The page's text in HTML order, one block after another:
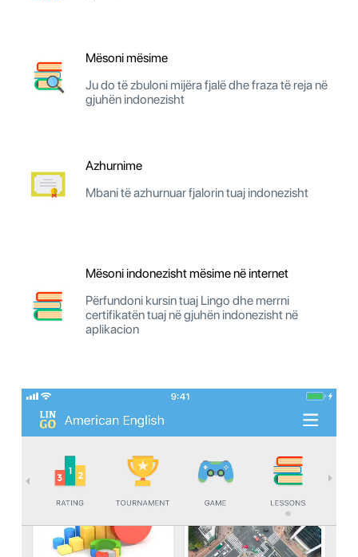
Mësoni mësime
Ju do të zbuloni mijëra fjalë dhe fraza të reja në
gjuhën indonezisht
Azhurnime
Mbani të azhurnuar fjalorin tuaj indonezisht
Mësoni indonezisht mësime në internet
Përfundoni kursin tuaj Lingo dhe merrni
certifikatën tuaj në gjuhën indonezisht në
aplikacion